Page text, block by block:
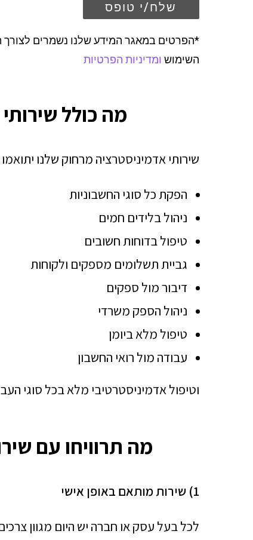
שלח/י טופס
*הפרטים במאגר המידע שלנו נשמרים
השימוש ומדיניות הפרטיות
מה כולל
שירותי אדמיניסטרציה מרחוק שלנו
הפקת כל סוגי החשבוניות
ניהול בלידים חמים
טיפול בדוחות חשובים
גביית תשלומים מספקים ולקוחות
דיבור מול ספקים
ניהול הספק משרדי
טיפול מלא ביומן
עבודה מול רואי החשבון
וטיפול אדמיניסטרטיבי מלא בכל סוגי
מה תרוויחו עם
1) שירות מותאם באופן אישי
לכל בעל עסק או חברה יש היום מגוון